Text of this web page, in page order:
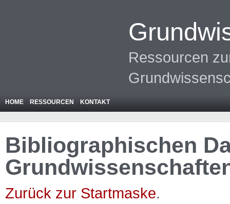
Ressourcen
HOME RESSOURCEN KONTAKT
Bibliographischen
Zurück zur Startmaske.